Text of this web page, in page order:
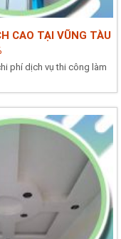
CAO TẠI VŨNG TÀU
phí dịch vụ thi công làm